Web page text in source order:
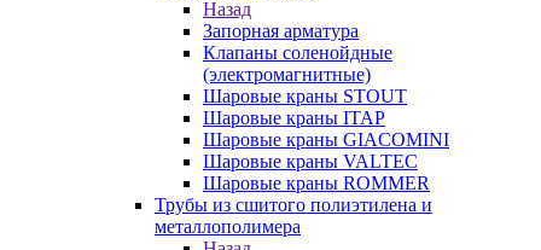
Назад
Запорная арматура
Клапаны соленойдные
(электромагнитные)
Шаровые краны STOUT
Шаровые краны ITAP
Шаровые краны GIACOMINI
Шаровые краны VALTEC
Шаровые краны ROMMER
Трубы из сшитого полиэтилена и
металлополимера